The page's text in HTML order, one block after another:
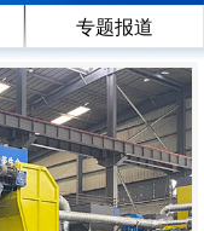
专题报道